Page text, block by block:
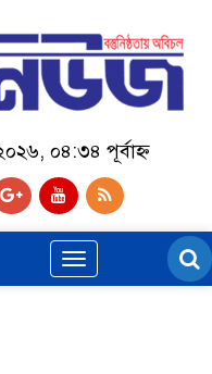
০৪:৩৪ পূর্বাহ্ন
Toggle
navigation